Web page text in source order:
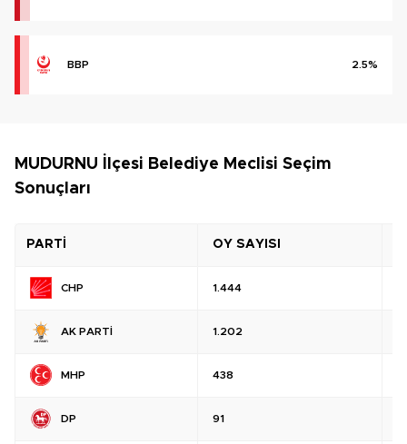
BBP 2.5%
MUDURNU İlçesi Belediye Meclisi Seçim
Sonuçları
PARTİ OY SAYISI
CHP 1.444
AK PARTİ 1.202
MHP 438
DP 91